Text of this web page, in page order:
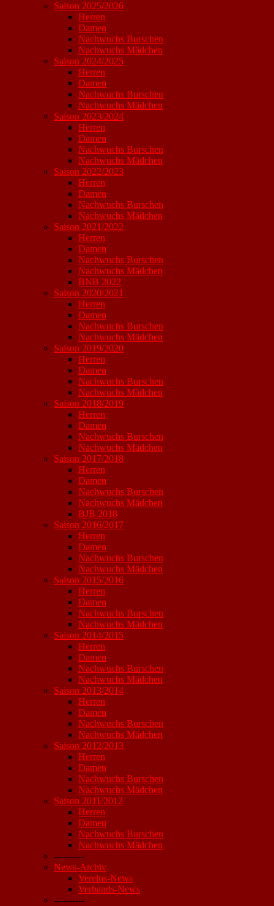
Saison 2025/2026
Herren
Damen
Nachwuchs Burschen
Nachwuchs Mädchen
Saison 2024/2025
Herren
Damen
Nachwuchs Burschen
Nachwuchs Mädchen
Saison 2023/2024
Herren
Damen
Nachwuchs Burschen
Nachwuchs Mädchen
Saison 2022/2023
Herren
Damen
Nachwuchs Burschen
Nachwuchs Mädchen
Saison 2021/2022
Herren
Damen
Nachwuchs Burschen
Nachwuchs Mädchen
BNB 2022
Saison 2020/2021
Herren
Damen
Nachwuchs Burschen
Nachwuchs Mädchen
Saison 2019/2020
Herren
Damen
Nachwuchs Burschen
Nachwuchs Mädchen
Saison 2018/2019
Herren
Damen
Nachwuchs Burschen
Nachwuchs Mädchen
Saison 2017/2018
Herren
Damen
Nachwuchs Burschen
Nachwuchs Mädchen
BJB 2018
Saison 2016/2017
Herren
Damen
Nachwuchs Burschen
Nachwuchs Mädchen
Saison 2015/2016
Herren
Damen
Nachwuchs Burschen
Nachwuchs Mädchen
Saison 2014/2015
Herren
Damen
Nachwuchs Burschen
Nachwuchs Mädchen
Saison 2013/2014
Herren
Damen
Nachwuchs Burschen
Nachwuchs Mädchen
Saison 2012/2013
Herren
Damen
Nachwuchs Burschen
Nachwuchs Mädchen
Saison 2011/2012
Herren
Damen
Nachwuchs Burschen
Nachwuchs Mädchen
----------
News-Archiv
Vereins-News
Verbands-News
----------